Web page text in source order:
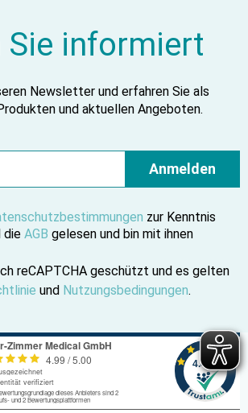
Sie informiert
Newsletter und erfahren Sie als
und aktuellen Angeboten.
Anmelden
zur Kenntnis
die AGB gelesen und bin mit ihnen
reCAPTCHA geschützt und es gelten
und Nutzungsbedingungen.